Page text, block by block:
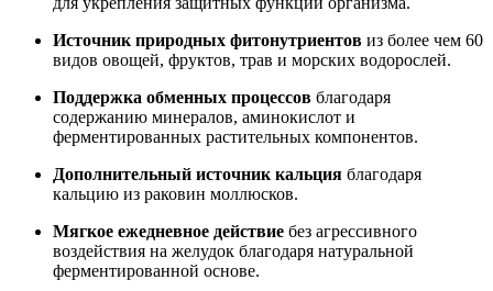
Источник природных фитонутриентов из более чем 60
видов овощей, фруктов, трав и морских водорослей.
Поддержка обменных процессов благодаря
содержанию минералов, аминокислот и
ферментированных растительных компонентов.
Дополнительный источник кальция благодаря
кальцию из раковин моллюсков.
Мягкое ежедневное действие без агрессивного
воздействия на желудок благодаря натуральной
ферментированной основе.